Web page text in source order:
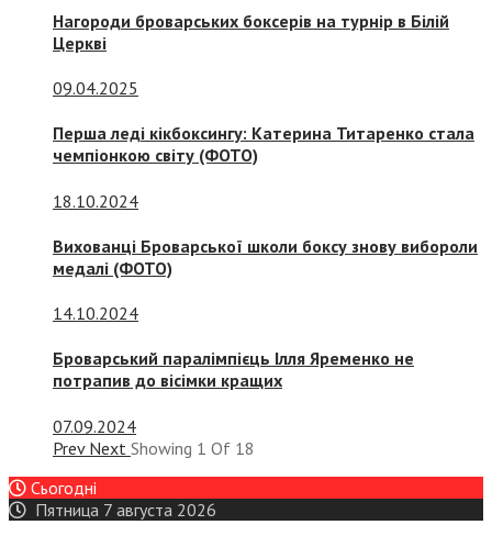
Нагороди броварських боксерів на турнір в Білій
Церкві
09.04.2025
Перша леді кікбоксингу: Катерина Титаренко стала
чемпіонкою світу (ФОТО)
18.10.2024
Вихованці Броварської школи боксу знову вибороли
медалі (ФОТО)
14.10.2024
Броварський паралімпієць Ілля Яременко не
потрапив до вісімки кращих
07.09.2024
Prev Next Showing 1 Of 18
Сьогодні
Пятница 7 августа 2026